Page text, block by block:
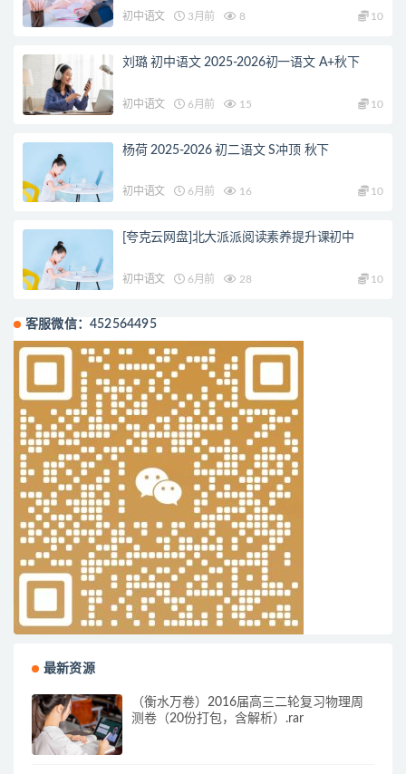
初中语文 3月前 8 10
刘璐 初中语文 2025-2026初一语文 A+秋下
初中语文 6月前 15 10
杨荷 2025-2026 初二语文 S冲顶 秋下
初中语文 6月前 16 10
[夸克云网盘]北大派派阅读素养提升课初中
初中语文 6月前 28 10
客服微信：452564495
最新资源
（衡水万卷）2016届高三二轮复习物理周
测卷（20份打包，含解析）.rar